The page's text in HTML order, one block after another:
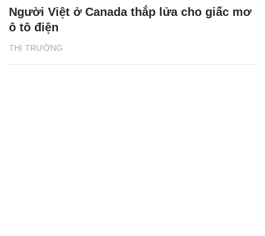
THỊ TRƯỜNG
Người Việt ở Canada thắp lửa cho giấc mơ
ô tô điện